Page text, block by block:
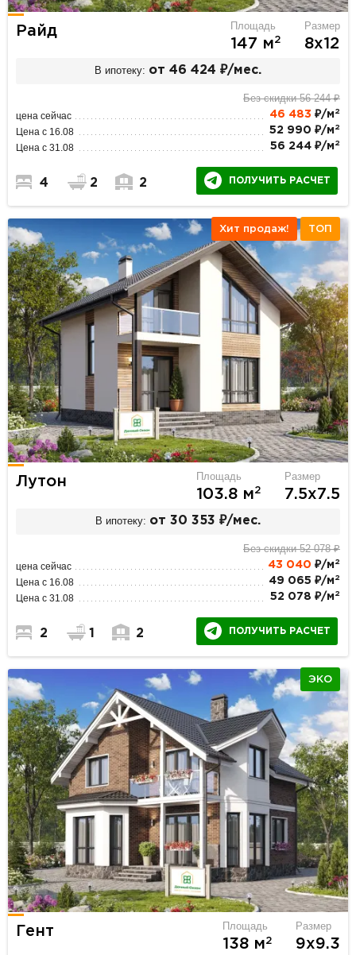
Райд Площадь
147 м2
Размер
8х12
В ипотеку: от 46 424 ₽/мес.
Без скидки 56 244 ₽
цена сейчас 46 483 ₽/м 2
Цена с 16.08 52 990 ₽/м 2
Цена с 31.08 56 244 ₽/м 2
4 2 2 ПОЛУЧИТЬ РАСЧЕТ
Хит продаж! ТОП
Лутон Площадь
103.8 м2
Размер
7.5х7.5
В ипотеку: от 30 353 ₽/мес.
Без скидки 52 078 ₽
цена сейчас 43 040 ₽/м 2
Цена с 16.08 49 065 ₽/м 2
Цена с 31.08 52 078 ₽/м 2
2 1 2 ПОЛУЧИТЬ РАСЧЕТ
ЭКО
Гент Площадь
138 м2
Размер
9х9.3